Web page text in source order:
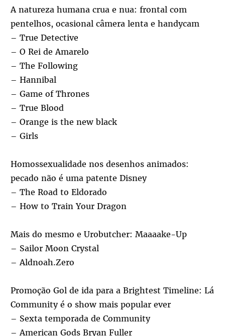
A natureza humana crua e nua: frontal com
pentelhos, ocasional câmera lenta e handycam
– True Detective
– O Rei de Amarelo
– The Following
– Hannibal
– Game of Thrones
– True Blood
– Orange is the new black
– Girls
Homossexualidade nos desenhos animados:
pecado não é uma patente Disney
– The Road to Eldorado
– How to Train Your Dragon
Mais do mesmo e Urobutcher: Maaaake-Up
– Sailor Moon Crystal
– Aldnoah.Zero
Promoção Gol de ida para a Brightest Timeline: Lá
Community é o show mais popular ever
– Sexta temporada de Community
– American Gods Bryan Fuller